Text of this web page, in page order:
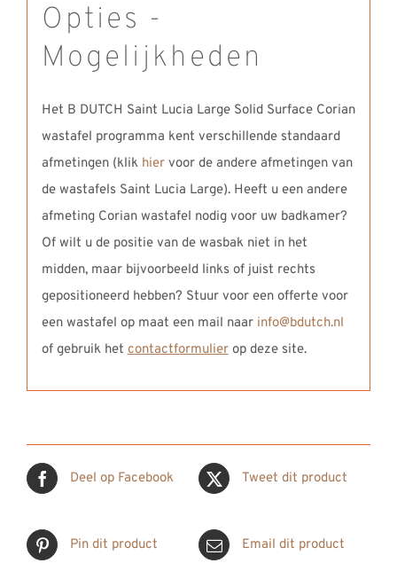
Opties -
Mogelijkheden
Het B DUTCH Saint Lucia Large Solid Surface Corian
wastafel programma kent verschillende standaard
afmetingen (klik hiervoor de andere afmetingen van
de wastafels Saint Lucia Large). Heeft u een andere
afmeting Corian wastafel nodig voor uw badkamer?
Of wilt u de positie van de wasbak niet in het
midden, maar bijvoorbeeld links of juist rechts
gepositioneerd hebben? Stuur voor een offerte voor
een wastafel op maat een mail naar info@bdutch.nl
of gebruik het contactformulierop deze site.
Deel op Facebook Tweet dit product
Pin dit product Email dit product